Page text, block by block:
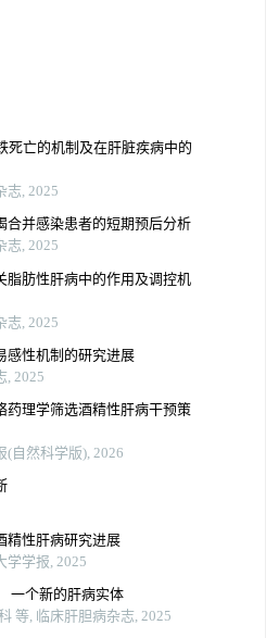
死亡的机制及在肝脏疾病中的
志, 2025
合并感染患者的短期预后分析
志, 2025
脂肪性肝病中的作用及调控机
志, 2025
感性机制的研究进展
, 2025
药理学筛选酒精性肝病干预策
(自然科学版), 2026
精性肝病研究进展
学学报, 2025
一个新的肝病实体
等, 临床肝胆病杂志, 2025